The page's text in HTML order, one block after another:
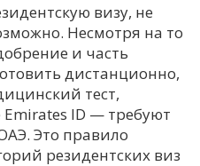
визу, не
Несмотря на то
и часть
дистанционно,
тест,
ID — требуют
Это правило
резидентских виз